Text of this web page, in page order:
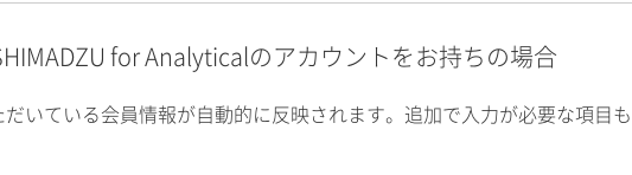
for Analyticalのアカウントをお持ちの場合
いている会員情報が自動的に反映されます。追加で入力が必要な項目も